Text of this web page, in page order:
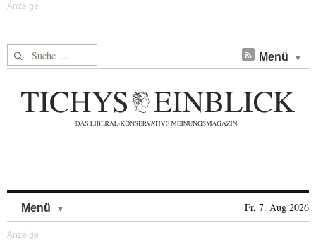
Suche nach: Menü
Menü Fr, 7. Aug 2026